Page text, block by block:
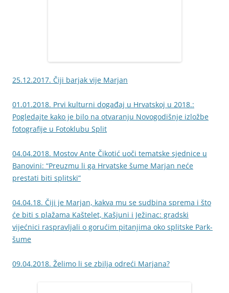
25.12.2017. Čiji barjak vije Marjan
01.01.2018. Prvi kulturni događaj u Hrvatskoj u 2018.:
Pogledajte kako je bilo na otvaranju Novogodišnje izložbe
fotografije u Fotoklubu Split
04.04.2018. Mostov Ante Čikotić uoči tematske sjednice u
Banovini: “Preuzmu li ga Hrvatske šume Marjan neće
prestati biti splitski”
04.04.18. Čiji je Marjan, kakva mu se sudbina sprema i što
će biti s plažama Kaštelet, Kašjuni i Ježinac: gradski
vijećnici raspravljali o gorućim pitanjima oko splitske Park-
šume
09.04.2018. Želimo li se zbilja odreći Marjana?